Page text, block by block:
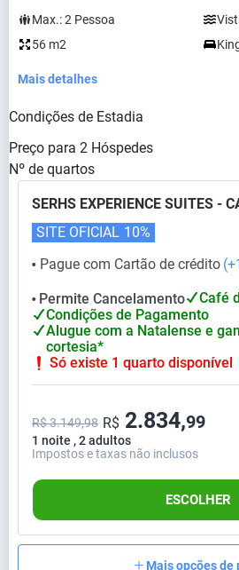
Max.:2 Pessoa
56 m2
Mais detalhes
Condições de Estadia
Preço para 2 Hóspedes
Nº de quartos
SERHS EXPERIENCE SUITES -
⬤ Pague com Cartão de crédito
SITE OFICIAL 10%
⬤ Permite Cancelamento
Café
Condições de Pagamento
Alugue com a Natalense e
cortesia*
Só existe 1 quarto disponível
1 noite , 2 adultos
R$ 3.149,98 R$ 2.834,99
Impostos e taxas não inclusos
ESCOLHER
Mais opções de